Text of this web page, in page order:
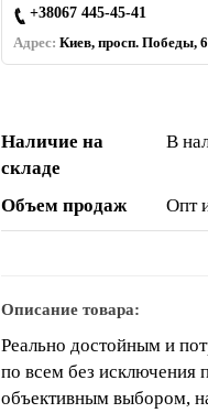
+38067 445-45-41
Адрес: Киев, просп. Победы,
Наличие на
складе
В
Объем продаж Опт
Описание товара:
Реально достойным и
по всем без исключения
объективным выбором,